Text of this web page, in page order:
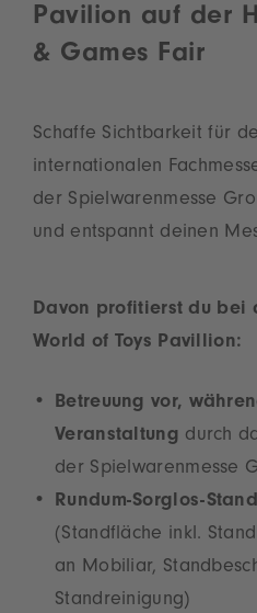
Pavilion auf der
& Games Fair
Schaffe Sichtbarkeit für
internationalen
der Spielwarenmesse
und entspannt deinen
Davon profitierst du bei
World of Toys Pavillion:
Betreuung vor,
Veranstaltung durch
der Spielwarenmesse
Rundum-Sorglos-
(Standfläche inkl.
an Mobiliar,
Standreinigung)